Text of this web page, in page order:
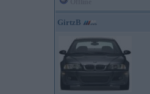
GirtzB